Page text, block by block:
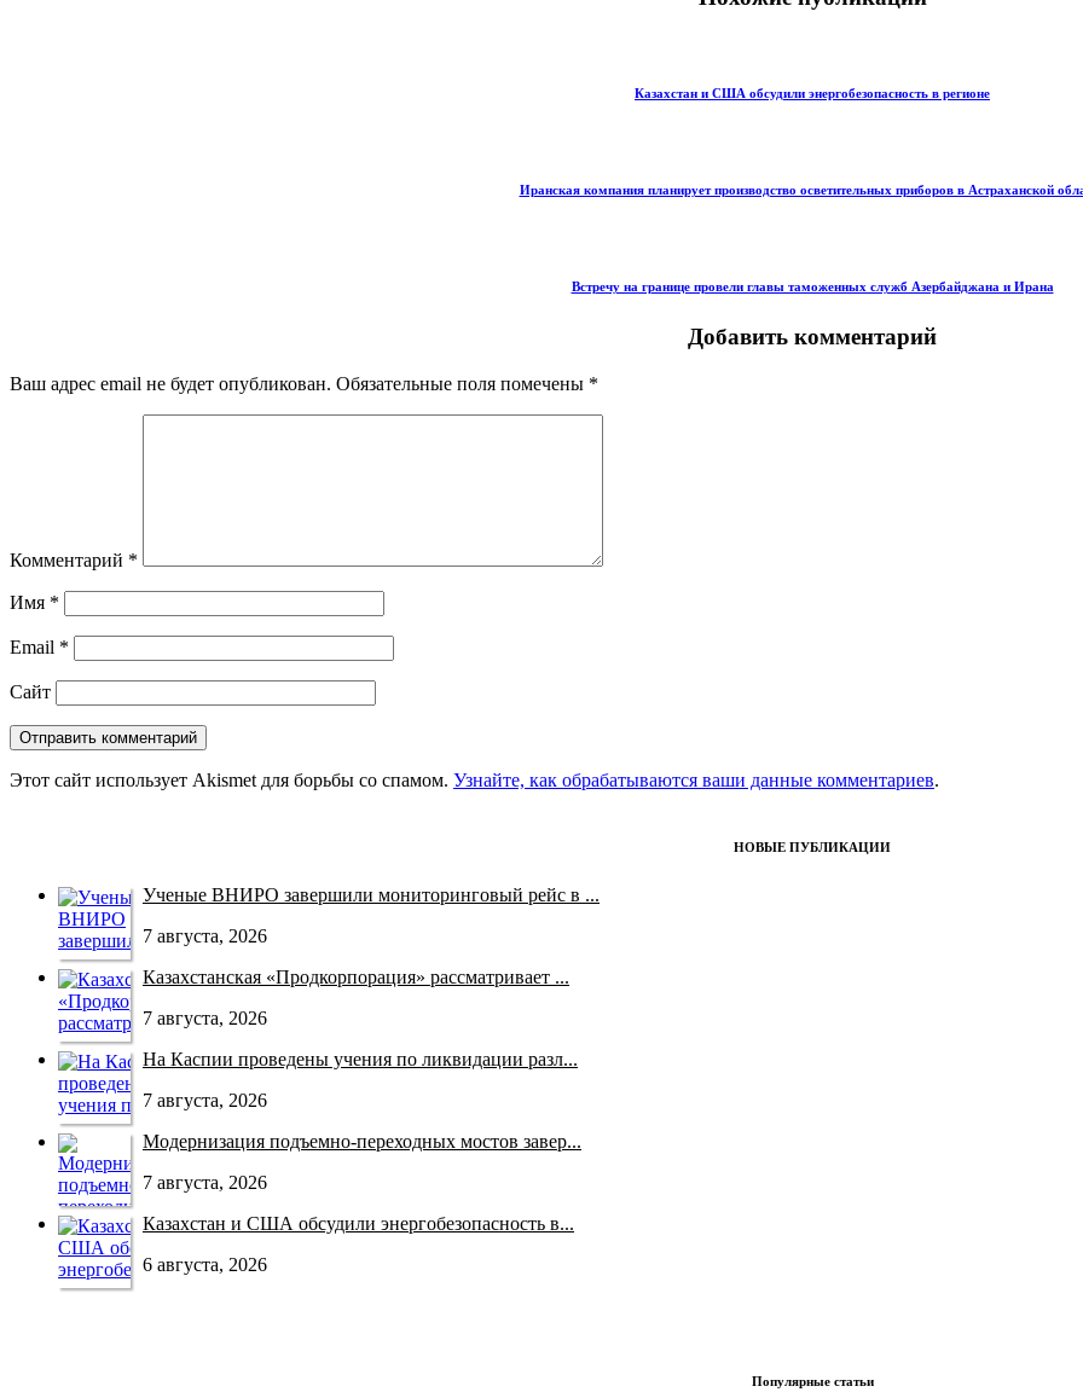
Казахстан и США обсудили энергобезопасность в регионе
Иранская компания планирует производство осветительных приборов в Астраханской
Встречу на границе провели главы таможенных служб Азербайджана и Ирана
Добавить комментарий
Ваш адрес email не будет опубликован. Обязательные поля помечены *
Комментарий *
Имя *
Email *
Сайт
Этот сайт использует Akismet для борьбы со спамом. Узнайте, как обрабатываются ваши данные комментариев.
НОВЫЕ ПУБЛИКАЦИИ
Ученые ВНИРО завершили мониторинговый рейс в ...
7 августа, 2026
Казахстанская «Продкорпорация» рассматривает ...
7 августа, 2026
На Каспии проведены учения по ликвидации разл...
7 августа, 2026
Модернизация подъемно-переходных мостов завер...
7 августа, 2026
Казахстан и США обсудили энергобезопасность в...
6 августа, 2026
Популярные статьи